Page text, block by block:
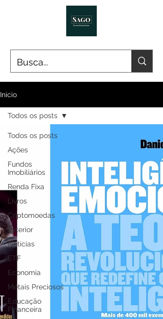
Início
Todos os posts
Ações
Fundos
Imobiliários
Renda Fixa
Livros
Criptomoedas
Exterior
Notícias
ETF
Economia
Metais Preciosos
Educação
Financeira
Todos os posts